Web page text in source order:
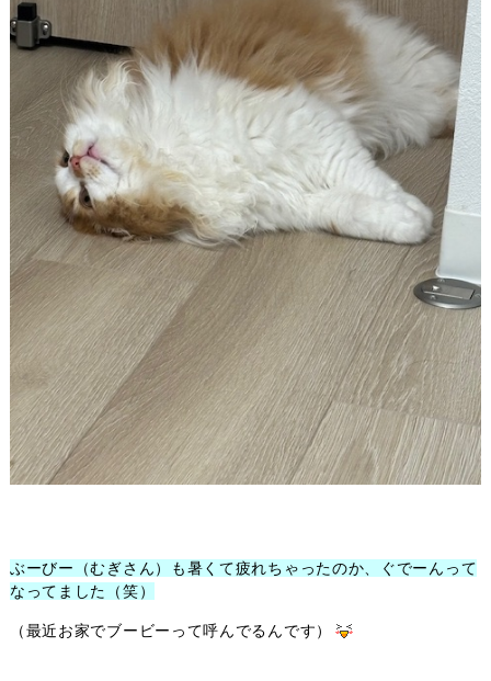
ぶーびー（むぎさん）も暑くて疲れちゃったのか、ぐでーんって
なってました（笑）
（最近お家でブービーって呼んでるんです）